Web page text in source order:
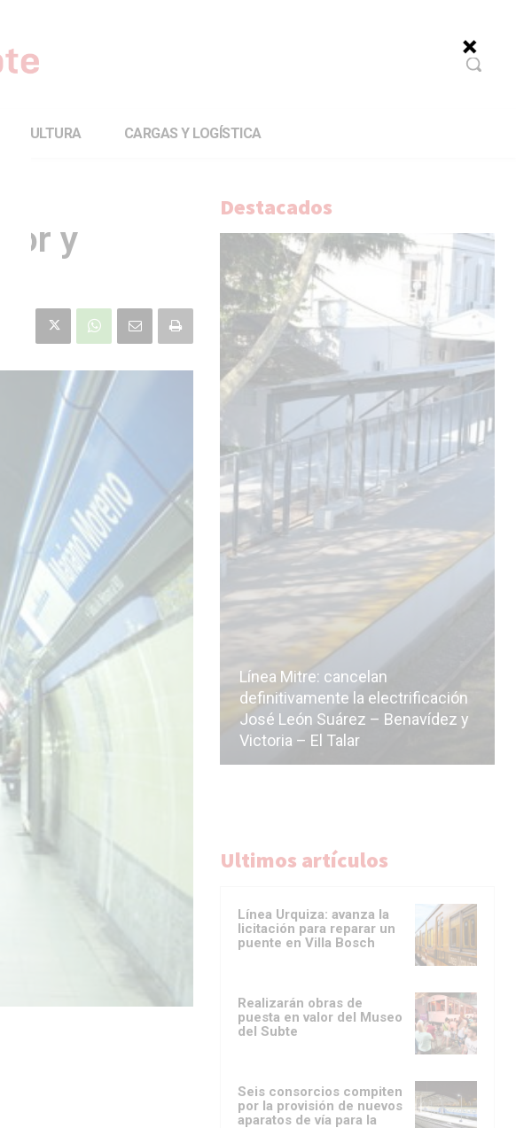
CULTURA CARGAS Y LOGÍSTICA
y
Destacados
Mitre: dieron oficialmente
la construcción de la
Nordelta
Línea Mitre: cancelan
definitivamente la electrificación
José León Suárez – Benavídez y
Victoria – El Talar
Ultimos artículos
Línea Urquiza: avanza la
licitación para reparar un
puente en Villa Bosch
Realizarán obras de
puesta en valor del Museo
del Subte
Seis consorcios compiten
por la provisión de nuevos
aparatos de vía para la